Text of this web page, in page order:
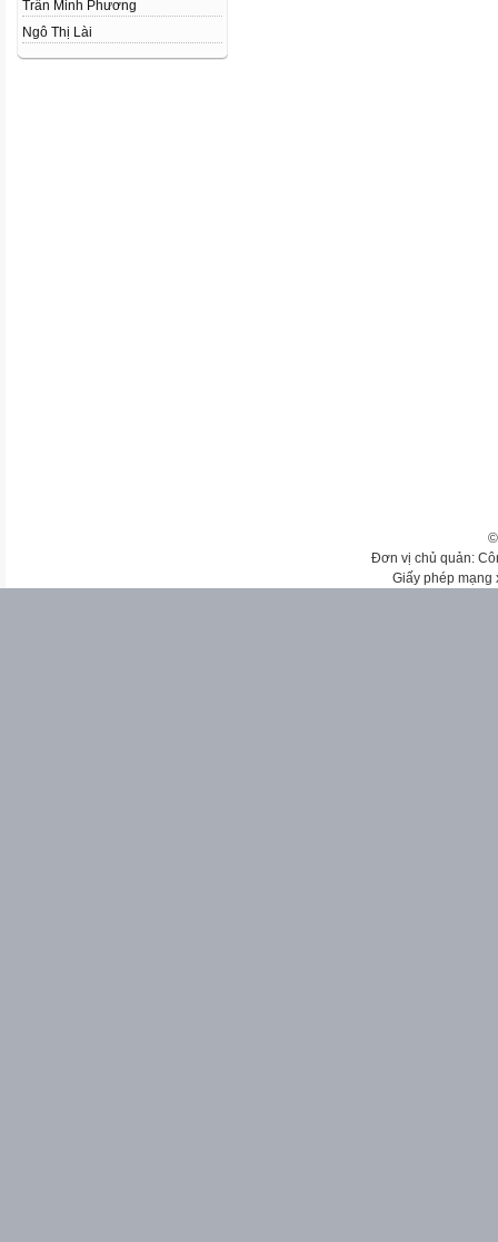
Trần Minh Phương
Ngô Thị Lài
Đơn vị chủ quản:
Giấy phép mạng